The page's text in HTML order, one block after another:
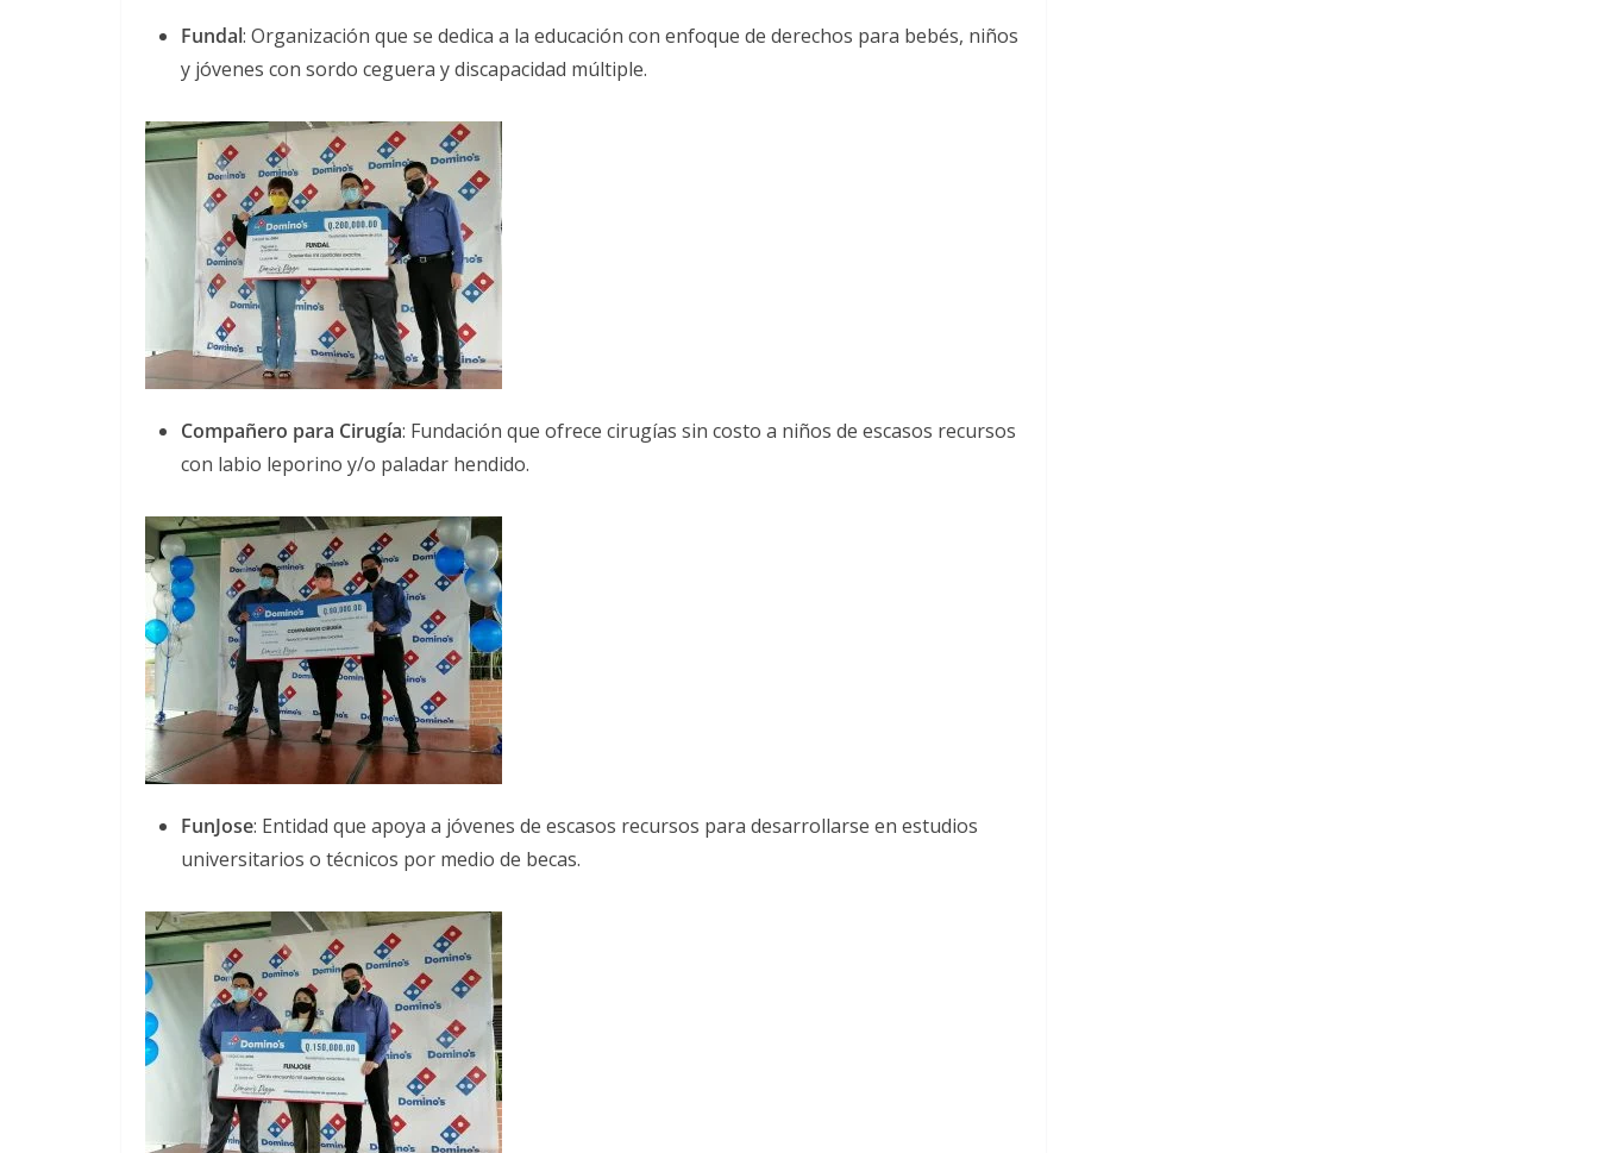
Fundal: Organización que se dedica a la educación con enfoque de derechos para bebés, niños
y jóvenes con sordo ceguera y discapacidad múltiple.
Compañero para Cirugía: Fundación que ofrece cirugías sin costo a niños de escasos recursos
con labio leporino y/o paladar hendido.
FunJose: Entidad que apoya a jóvenes de escasos recursos para desarrollarse en estudios
universitarios o técnicos por medio de becas.